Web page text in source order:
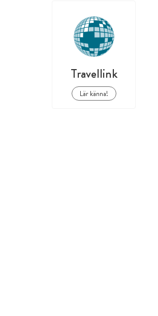
Travellink
Lär känna!